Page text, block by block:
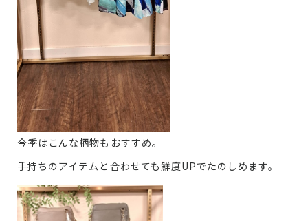
今季はこんな柄物もおすすめ。
手持ちのアイテムと合わせても鮮度UPでたのしめます。